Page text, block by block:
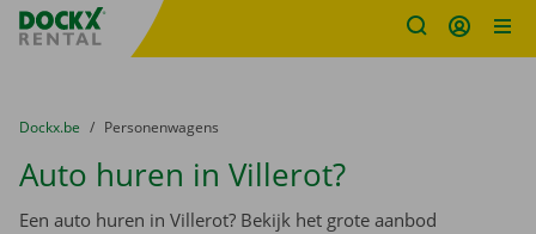
Fratello DEMO
U bevindt zich hier:
van
Dockx.be naar
Personenwagens
Auto huren in Villerot?
Een auto huren in Villerot? Bekijk het grote aanbod